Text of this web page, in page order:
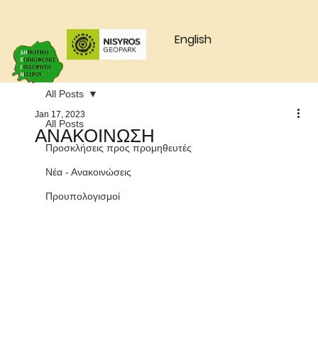
English
All Posts
Προσκλήσεις προς προμηθευτές
Νέα - Ανακοινώσεις
Προυπολογισμοί
All Posts
ΑΝΑΚΟΙΝΩΣΗ
Jan 17, 2023